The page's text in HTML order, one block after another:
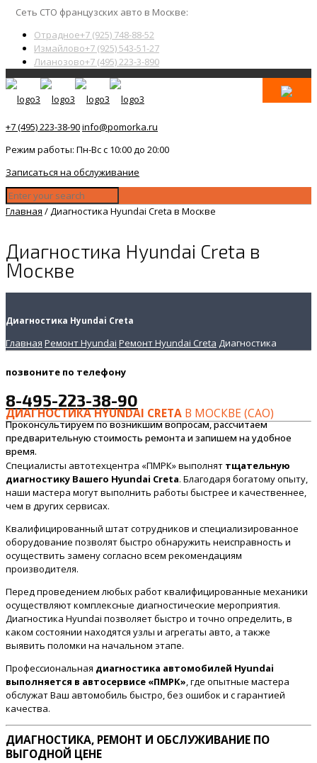
Сеть СТО французских авто в Москве:
Отрадное+7 (925) 748-88-52
Измайлово+7 (925) 543-51-27
Лианозово+7 (495) 223-3-890
+7 (495) 223-38-90info@pomorka.ru
Режим работы: Пн-Вс с 10:00 до 20:00
Записаться на обслуживание
Главная /Диагностика Hyundai Creta в Москве
Диагностика Hyundai Creta в
Москве
Диагностика Hyundai Creta
Главная Ремонт Hyundai Ремонт Hyundai Creta Диагностика
позвоните по телефону
8-495-223-38-90
Проконсультируем по возникшим вопросам, рассчитаем
предварительную стоимость ремонта и запишем на удобное
время.
ДИАГНОСТИКА HYUNDAI CRETA В МОСКВЕ (САО)
Специалисты автотехцентра «ПМРК» выполнят тщательную
диагностику Вашего Hyundai Creta. Благодаря богатому опыту,
наши мастера могут выполнить работы быстрее и качественнее,
чем в других сервисах.
Квалифицированный штат сотрудников и специализированное
оборудование позволят быстро обнаружить неисправность и
осуществить замену согласно всем рекомендациям
производителя.
Перед проведением любых работ квалифицированные механики
осуществляют комплексные диагностические мероприятия.
Диагностика Hyundai позволяет быстро и точно определить, в
каком состоянии находятся узлы и агрегаты авто, а также
выявить поломки на начальном этапе.
Профессиональная диагностика автомобилей Hyundai
выполняется в автосервисе «ПМРК», где опытные мастера
обслужат Ваш автомобиль быстро, без ошибок и с гарантией
качества.
ДИАГНОСТИКА, РЕМОНТ И ОБСЛУЖИВАНИЕ ПО
ВЫГОДНОЙ ЦЕНЕ